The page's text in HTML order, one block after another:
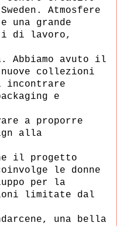
Atmosfere
grande
di lavoro,
Abbiamo avuto il
collezioni
e
a proporre
alla
il progetto
le donne
per la
limitate dal
una bella